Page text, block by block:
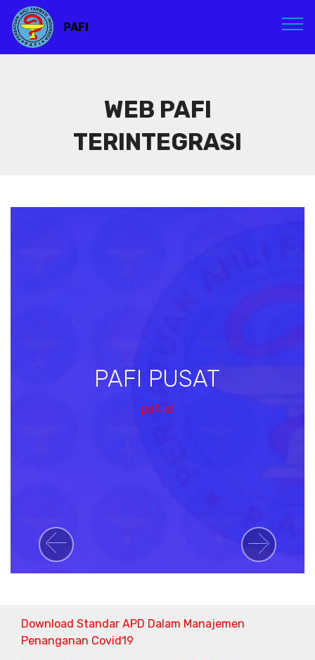
PAFI
WEB PAFI
TERINTEGRASI
PAFI PUSAT
pafi.id
Previous Next
Download Standar APD Dalam Manajemen
Penanganan Covid19